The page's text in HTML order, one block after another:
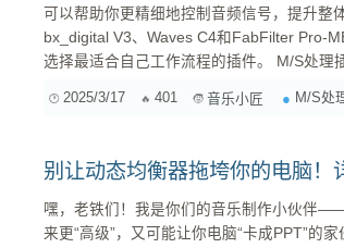
可以帮助你更精细地控制音频信号，提升
bx_digital V3、Waves C4和FabFilter Pro-
选择最适合自己工作流程的插件。 M/S处理插件对比：Waves Center vs. Brainworx bx_digital V3
2025/3/17 401 音乐小匠 M/S处
别让动态均衡器拖垮你的电脑！
嘿，老铁们！我是你们的音乐制作小伙伴
来更“高级”，又可能让你电脑“卡成PPT”